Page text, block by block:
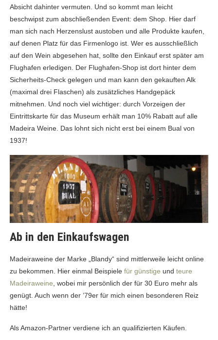
Absicht dahinter vermuten. Und so kommt man leicht
beschwipst zum abschließenden Event: dem Shop. Hier darf
man sich nach Herzenslust austoben und alle Produkte kaufen,
auf denen Platz für das Firmenlogo ist. Wer es ausschließlich
auf den Wein abgesehen hat, sollte den Einkauf erst später am
Flughafen erledigen. Der Flughafen-Shop ist dort hinter dem
Sicherheits-Check gelegen und man kann den gekauften Alk
(maximal drei Flaschen) als zusätzliches Handgepäck
mitnehmen. Und noch viel wichtiger: durch Vorzeigen der
Eintrittskarte für das Museum erhält man 10% Rabatt auf alle
Madeira Weine. Das lohnt sich nicht erst bei einem Bual von
1937!
Ab in den Einkaufswagen
Madeiraweine der Marke „Blandy“ sind mittlerweile leicht online
zu bekommen. Hier einmal Beispiele für günstige und teure
Madeiraweine , wobei mir persönlich der für 30 Euro mehr als
genügt. Auch wenn der ’79er für mich einen besonderen Reiz
hätte!
Als Amazon-Partner verdiene ich an qualifizierten Käufen.